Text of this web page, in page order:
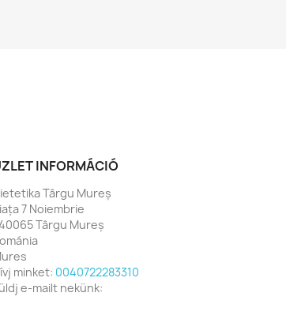
INFORMÁCIÓ
Târgu Mureș
7 Noiembrie
Târgu Mureș
minket: 0040722283310
e-mailt nekünk: